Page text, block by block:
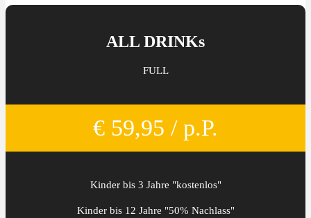
ALL DRINKs
FULL
€ 59,95 / p.P.
Kinder bis 3 Jahre "kostenlos"
Kinder bis 12 Jahre "50% Nachlass"